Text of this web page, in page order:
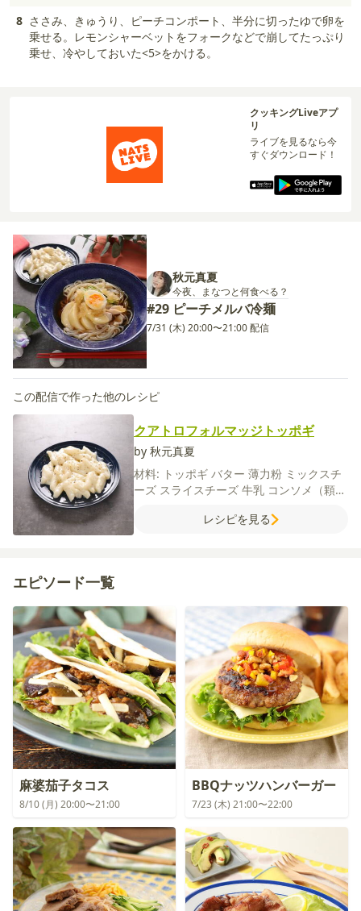
8 ささみ、きゅうり、ピーチコンポート、半分に切ったゆで卵を
乗せる。レモンシャーベットをフォークなどで崩してたっぷり
乗せ、冷やしておいた<5>をかける。
クッキングLiveアプ
リ
ライブを見るなら今
すぐダウンロード！
秋元真夏
今夜、まなつと何食べる？
#29 ピーチメルバ冷麺
7/31 (木) 20:00〜21:00 配信
この配信で作った他のレシピ
クアトロフォルマッジトッポギ
by 秋元真夏
材料: トッポギ バター 薄力粉 ミックスチ
ーズ スライスチーズ 牛乳 コンソメ（顆
レシピを見る
エピソード一覧
麻婆茄子タコス
8/10 (月) 20:00〜21:00
BBQナッツハンバーガー
7/23 (木) 21:00〜22:00